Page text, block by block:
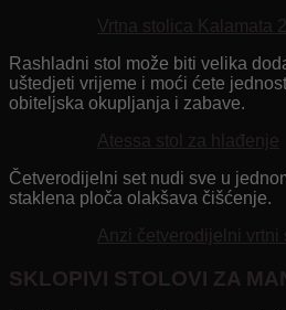
Vrtna stolica Kalamata
Rashladni stol može biti velika
uštedjeti vrijeme i moći ćete
obiteljska okupljanja i zabave.
Atessa stol za hlađenje
Četverodijelni set nudi sve u
staklena ploča olakšava čišćenje.
Anzi četverodijelni vrtni
SKLOPIVI STOLOVI ZA